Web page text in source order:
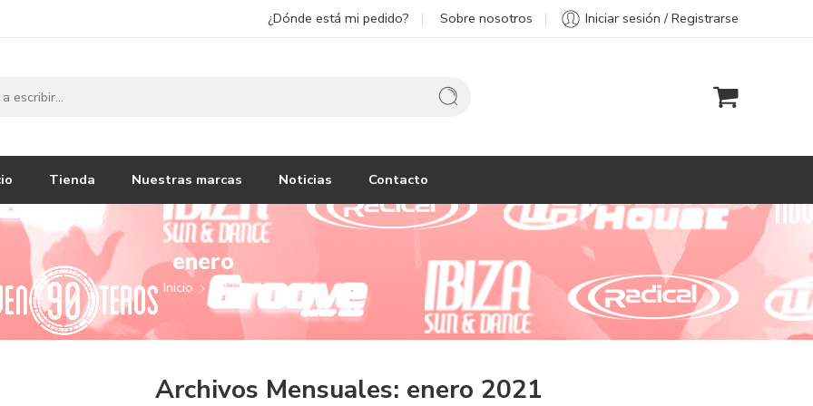
¿Dónde está mi pedido? Sobre nosotros Iniciar sesión / Registrarse
Tienda Nuestras marcas Noticias Contacto
enero
Inicio 2021
Archivos Mensuales: enero 2021